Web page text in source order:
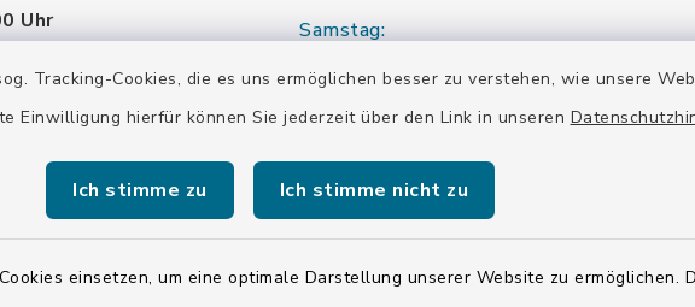
Tracking-Cookies, die es uns ermöglichen besser zu verstehen, wie unsere
Einwilligung hierfür können Sie jederzeit über den Link in unseren
Ich stimme zu Ich stimme nicht zu
einsetzen, um eine optimale Darstellung unserer Website zu ermöglichen.
Uhr
Uhr
Uhr
Samstag:
10.00-12.00 Uhr